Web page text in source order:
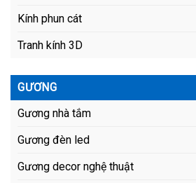
Kính phun cát
Tranh kính 3D
GƯƠNG
Gương nhà tắm
Gương đèn led
Gương decor nghệ thuật